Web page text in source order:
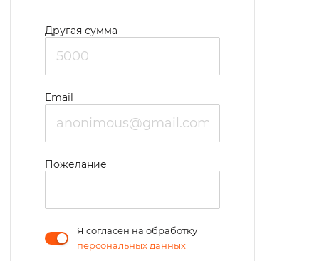
настольный теннис, читать книги и многое
другое. В актовом зале проводятся
различные культурно-массовые
мероприятия.
Другая сумма
Email
Пожелание
Я согласен на обработку
персональных данных